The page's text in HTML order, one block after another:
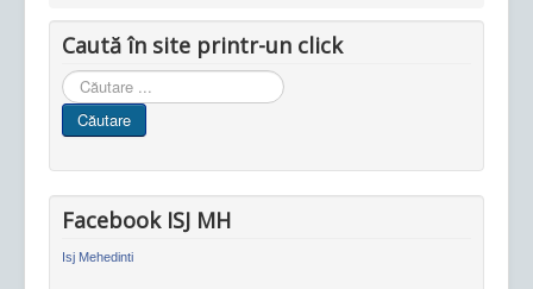
Caută în site printr-un click
Cauta
in
site
Căutare
Facebook ISJ MH
Isj Mehedinti